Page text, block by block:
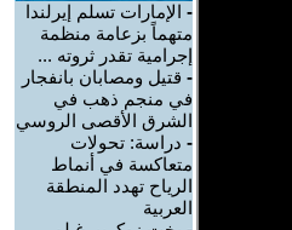
- الإمارات تسلم إيرلندا
متهماً بزعامة منظمة
إجرامية تقدر ثروته ...
- قتيل ومصابان بانفجار
في منجم ذهب في
الشرق الأقصى الروسي
- دراسة: تحولات
متعاكسة في أنماط
الرياح تهدد المنطقة
العربية